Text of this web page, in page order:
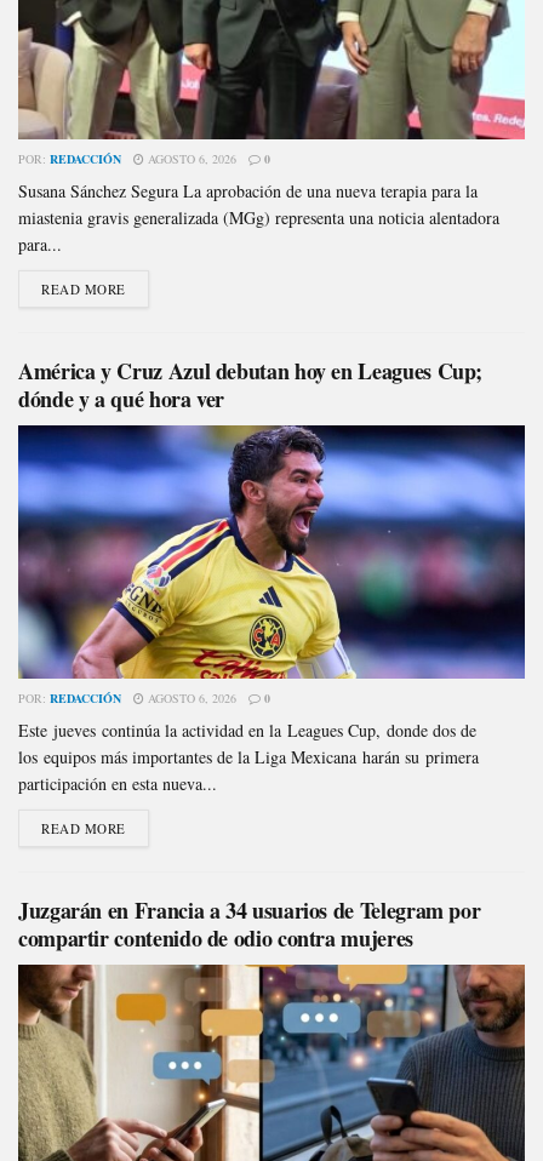
POR: REDACCIÓN AGOSTO 6, 2026 0
Susana Sánchez Segura La aprobación de una nueva terapia para la
miastenia gravis generalizada (MGg) representa una noticia alentadora
para...
READ MORE
América y Cruz Azul debutan hoy en Leagues Cup;
dónde y a qué hora ver
POR: REDACCIÓN AGOSTO 6, 2026 0
Este jueves continúa la actividad en la Leagues Cup, donde dos de
los equipos más importantes de la Liga Mexicana harán su primera
participación en esta nueva...
READ MORE
Juzgarán en Francia a 34 usuarios de Telegram por
compartir contenido de odio contra mujeres